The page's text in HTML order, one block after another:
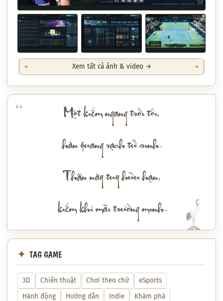
Xem tất cả ảnh & video →
Một kiếm ngang trời tối,
hàn quang rạch tử sinh.
Thân này tuy hữu hạn,
kiếm khí mãi trường minh.
TAG GAME
3D Chiến thuật Chơi theo chữ
eSports
Hành động
Hướng dẫn Indie
Khám phá